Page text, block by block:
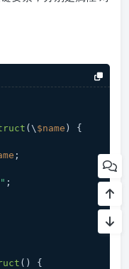
( \ $name ) {
;
;
( ) {